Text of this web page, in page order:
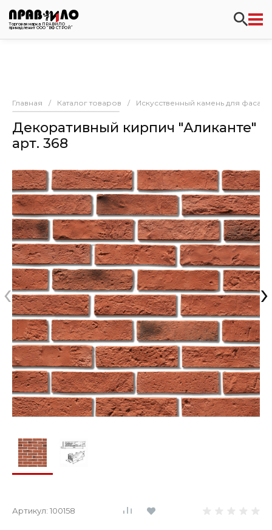
Торговая марка ПРАВИЛО
принадлежит ООО “ВФ СТРОЙ”
Главная / Каталог товаров / Искусственный камень для
Декоративный кирпич "Аликанте"
арт. 368
‹ ›
Артикул: 100158